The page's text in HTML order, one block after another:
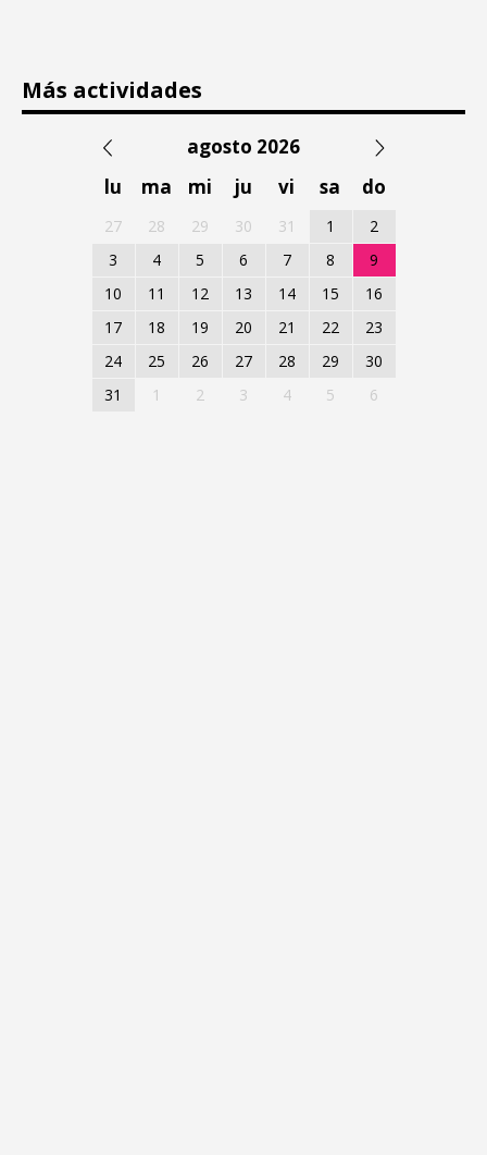
Más actividades
agosto 2026
lu
ma mi ju vi sa do
27 28 29 30 31 1
2
3
4 5 6 7 8
9
10
11 12 13 14 15
16
17
18 19 20 21 22
23
24
25 26 27 28 29
30
31
1 2 3 4 5 6